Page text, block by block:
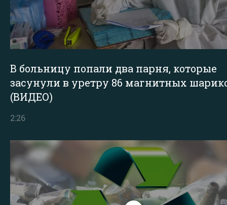
В больницу попали два парня, которые
засунули в уретру 86 магнитных
(ВИДЕО)
2:26